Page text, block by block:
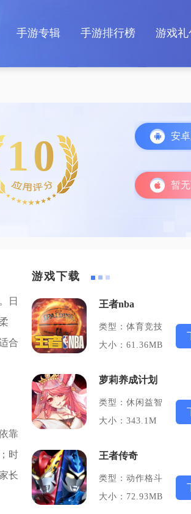
手游专辑 手游排行榜 游戏礼
10 安
暂
日
合
靠
时
长
游戏下载
王者nba
类型：体育竞技
大小：61.36MB
萝莉养成计划
类型：休闲益智
大小：343.1M
王者传奇
类型：动作格斗
大小：72.93MB